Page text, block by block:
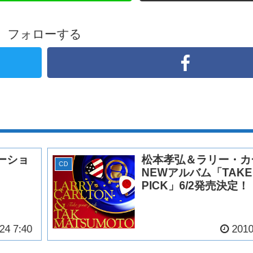
フォローする
ショ
7:40
CD
松本孝弘＆ラリー・
NEWアルバム「
PICK」6/2発売決定！